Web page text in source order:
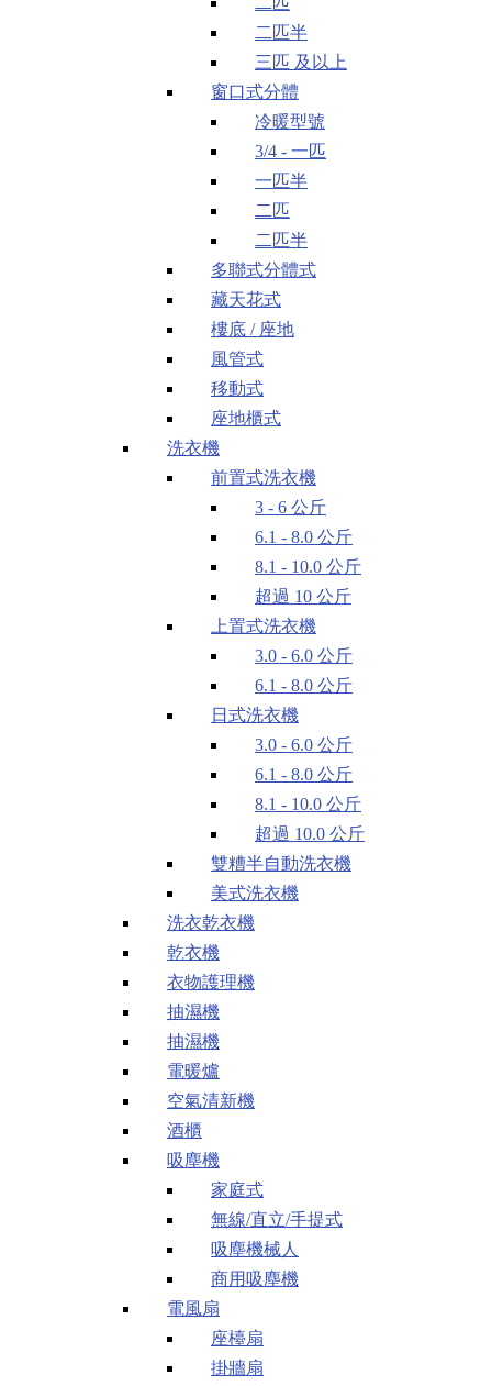
二匹半
三匹 及以上
窗口式分體
冷暖型號
3/4 - 一匹
一匹半
二匹
二匹半
多聯式分體式
藏天花式
樓底 / 座地
風管式
移動式
座地櫃式
洗衣機
前置式洗衣機
3 - 6 公斤
6.1 - 8.0 公斤
8.1 - 10.0 公斤
超過 10 公斤
上置式洗衣機
3.0 - 6.0 公斤
6.1 - 8.0 公斤
日式洗衣機
3.0 - 6.0 公斤
6.1 - 8.0 公斤
8.1 - 10.0 公斤
超過 10.0 公斤
雙糟半自動洗衣機
美式洗衣機
洗衣乾衣機
乾衣機
衣物護理機
抽濕機
抽濕機
電暖爐
空氣清新機
酒櫃
吸塵機
家庭式
無線/直立/手提式
吸塵機械人
商用吸塵機
電風扇
座檯扇
掛牆扇